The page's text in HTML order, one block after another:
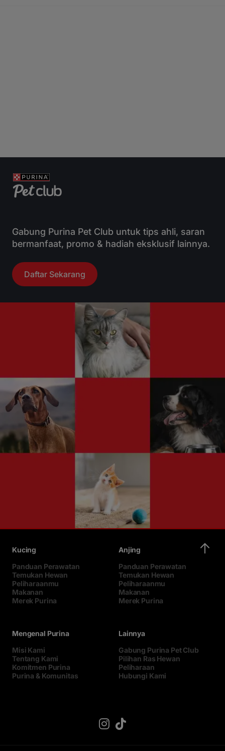
Gabung Purina Pet Club untuk tips ahli, saran
bermanfaat, promo & hadiah eksklusif lainnya.
Daftar Sekarang
Kucing
Panduan Perawatan
Temukan Hewan
Peliharaanmu
Makanan
Merek Purina
Anjing
Panduan Perawatan
Temukan Hewan
Peliharaanmu
Makanan
Merek Purina
Mengenal Purina
Misi Kami
Tentang Kami
Komitmen Purina
Purina & Komunitas
Lainnya
Gabung Purina Pet Club
Pilihan Ras Hewan
Peliharaan
Hubungi Kami